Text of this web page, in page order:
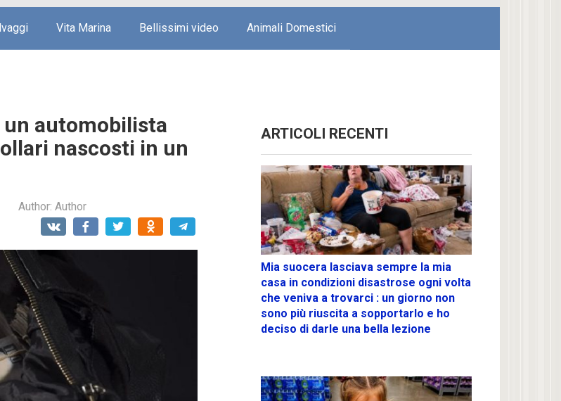
Vita Marina Bellissimi video Animali Domestici
automobilista
nascosti in un
Author: Author
ARTICOLI RECENTI
Mia suocera lasciava sempre la mia
casa in condizioni disastrose ogni volta
che veniva a trovarci : un giorno non
sono più riuscita a sopportarlo e ho
deciso di darle una bella lezione